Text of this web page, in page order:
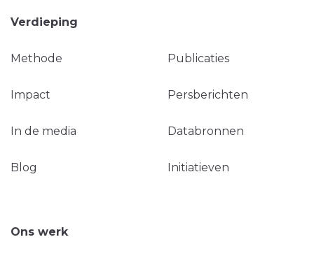
Verdieping
Methode Publicaties
Impact Persberichten
In de media Databronnen
Blog Initiatieven
Ons werk